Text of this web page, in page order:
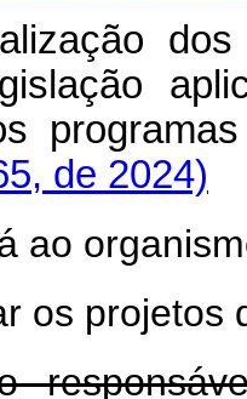
dos
os
de 2024)
ao
os projetos